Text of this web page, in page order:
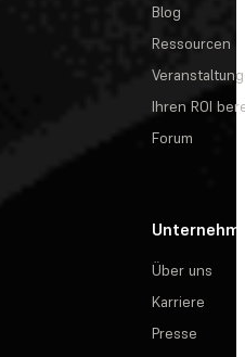
Blog
Ressourcen
Ihren ROI
Forum
Über uns
Karriere
Presse